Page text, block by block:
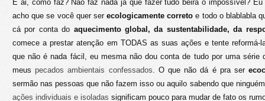
E ai, como faz? Não faz nada já que fazer tudo beira o impossível?
acho que se você quer ser ecologicamente correto e todo o blablabla
cá por conta do aquecimento global, da sustentabilidade, da
comece a prestar atenção em TODAS as suas ações e tente reformá-
que não é nada fácil, eu mesma não dou conta de tudo por uma série
meuspecados ambientais confessados. O que não dá é pra ser
sermão nas pessoas que não fazem isso ou aquilo sabendo que
ações individuais e isoladas significam pouco para mudar de fato os